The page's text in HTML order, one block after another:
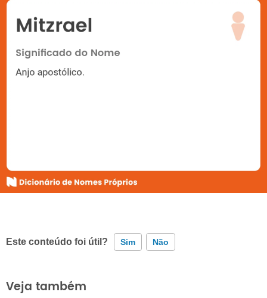
Este conteúdo foi útil? Sim Não
Este conteúdo contém informação incorreta
Veja também